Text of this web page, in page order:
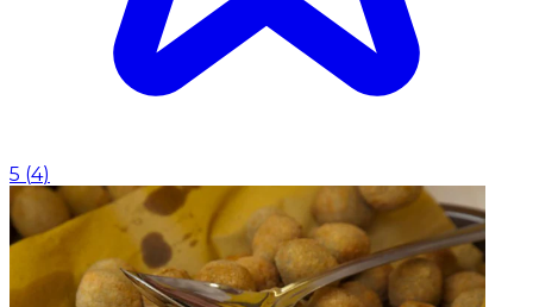
5 (4)